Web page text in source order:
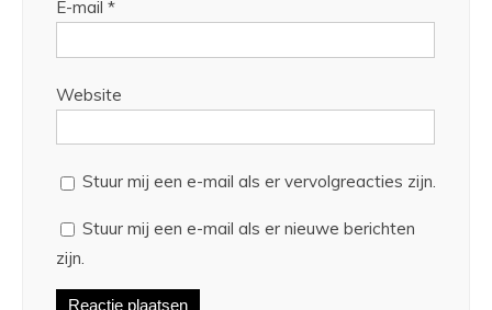
E-mail *
Website
Stuur mij een e-mail als er vervolgreacties zijn.
Stuur mij een e-mail als er nieuwe berichten
zijn.